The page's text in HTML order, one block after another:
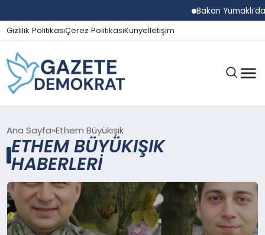
Bakan
Gizlilik PolitikasıÇerez PolitikasıKünyeİletişim
GÜNDEM
EKONOMI
SPOR
Ana Sayfa Ethem Büyükışık
ETHEM BÜYÜKIŞIK
HABERLERI